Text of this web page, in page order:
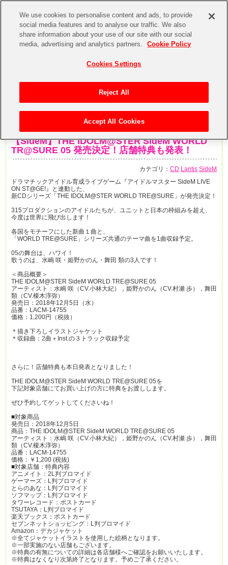
【SideM】THE IDOLM@STER SideM WORLD
TR@SURE 05 発売決定！店舗特典も発表！
カテゴリ：CD Lantis SideM
ドラマチックアイドル育成ライブゲーム『アイドルマスター SideM LIVE
ON ST@GE!』と連動した、
新CDシリーズ「THE IDOLM@STER WORLD TRE@SURE」が発売決定！
315プロダクションのアイドルたちが、ユニットと日本の枠組みを超え、
今度は世界に飛び出します！
各国をモチーフにした新曲１曲と、
「WORLD TRE@SURE」シリーズ共通のテーマ曲を1曲収録予定。
05の舞台は、ハワイ！
歌うのは、水嶋 咲・姫野かのん・舞田 類の3人です！
＜商品概要＞
THE IDOLM@STER SideM WORLD TRE@SURE 05
アーティスト：水嶋 咲（CV.小林大紀），姫野かのん（CV.村瀬 歩），舞田
類（CV.榎木淳弥）
発売日：2018年12月5日（水）
品番：LACM-14755
価格：1,200円（税抜）
＊描き下ろしイラストジャケット
＊収録曲：2曲＋Inst.の３トラック収録予定
さらに！店舗特典も本日発表となりました！
THE IDOLM@STER SideM WORLD TRE@SURE 05を
下記対象店舗にてお買い上げの方に特典をお渡しします。
ぜひ予約してゲットしてくださいね！
■対象商品
発売日：2018年12月5日
商品：THE IDOLM@STER SideM WORLD TRE@SURE 05
アーティスト：水嶋 咲（CV.小林大紀），姫野かのん（CV.村瀬 歩），舞田
類（CV.榎木淳弥）
品番：LACM-14755
価格：￥1,200 (税抜)
■対象店舗：特典内容
アニメイト：2L判ブロマイド
ゲーマーズ：L判ブロマイド
とらのあな：L判ブロマイド
ソフマップ：L判ブロマイド
タワーレコード：ポストカード
TSUTAYA：L判ブロマイド
楽天ブックス：ポストカード
セブンネットショッピング：L判ブロマイド
Amazon：デカジャケット
※全てジャケットイラストを使用した絵柄となります。
※一部実施のない店舗もございます。
※特典の有無についての詳細は各店舗様へご確認をお願いいたします。
※特典はなくなり次第終了となります。予めご了承ください。
We use cookies to personalise content and ads, to provide
social media features and to analyse our traffic. We also
share information about your use of our site with our social
media, advertising and analytics partners.
Cookie Policy
Cookies Settings
Reject All
Accept All Cookies